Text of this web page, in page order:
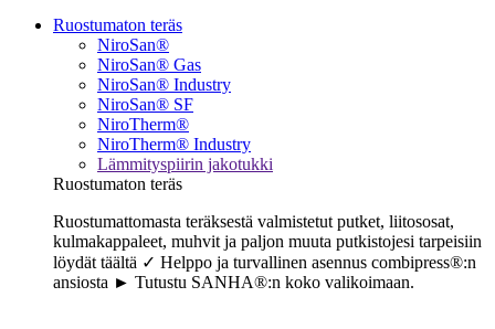
Ruostumaton teräs
NiroSan®
NiroSan® Gas
NiroSan® Industry
NiroSan® SF
NiroTherm®
NiroTherm® Industry
Lämmityspiirin jakotukki
Ruostumaton teräs
Ruostumattomasta teräksestä valmistetut putket, liitososat,
kulmakappaleet, muhvit ja paljon muuta putkistojesi tarpeisiin
löydät täältä ✓ Helppo ja turvallinen asennus combipress®:n
ansiosta ► Tutustu SANHA®:n koko valikoimaan.